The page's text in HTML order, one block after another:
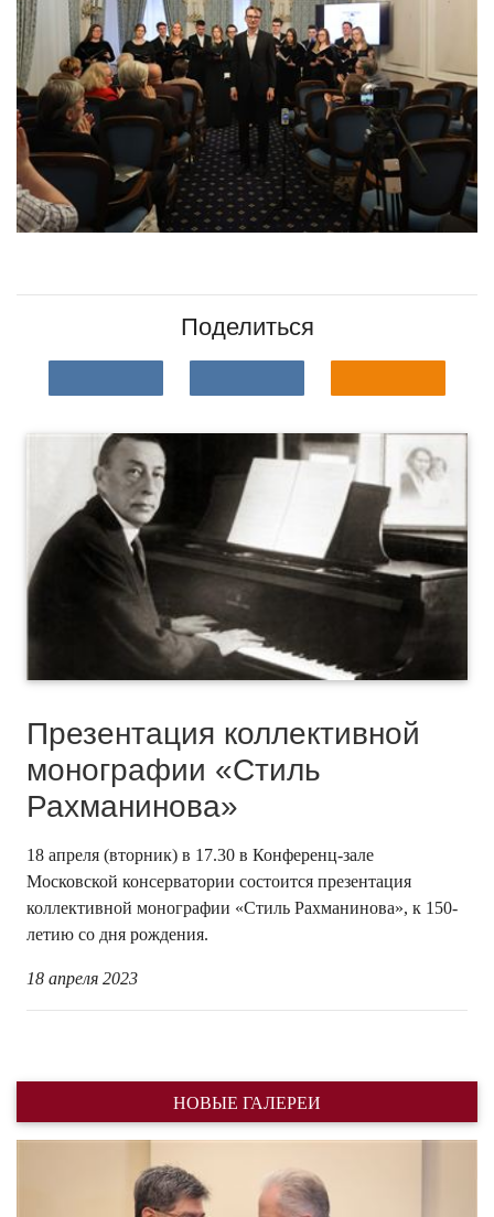
Поделиться
Презентация коллективной
монографии «Стиль
Рахманинова»
18 апреля (вторник) в 17.30 в Конференц-зале
Московской консерватории состоится презентация
коллективной монографии «Стиль Рахманинова», к 150-
летию со дня рождения.
18 апреля 2023
НОВЫЕ ГАЛЕРЕИ